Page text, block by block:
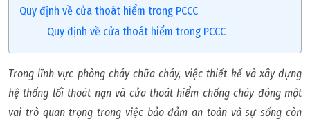
Quy định về cửa thoát hiểm trong PCCC
Quy định về cửa thoát hiểm trong PCCC
Trong lĩnh vực phòng cháy chữa cháy, việc thiết kế và xây dựng
hệ thống lối thoát nạn và cửa thoát hiểm chống cháy đóng một
vai trò quan trọng trong việc bảo đảm an toàn và sự sống còn